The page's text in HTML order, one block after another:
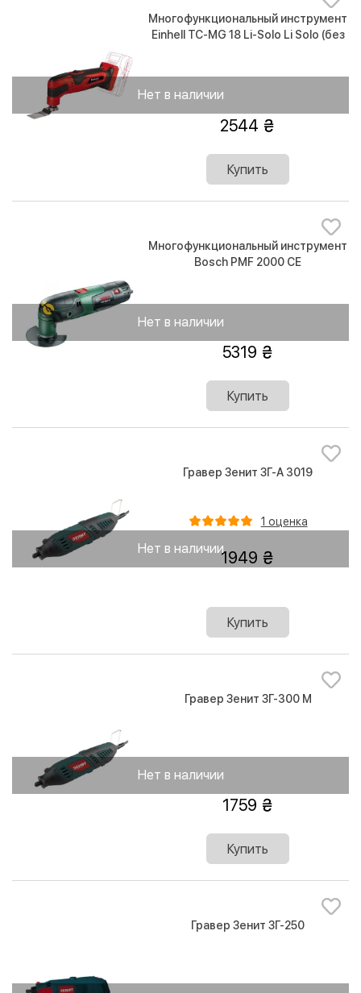
Нет в наличии
Многофункциональный инструмент
Einhell TC-MG 18 Li-Solo Li Solo (без
2544
Купить
Нет в наличии
Многофункциональный инструмент
Bosch PMF 2000 CE
5319
Купить
Нет в наличии
Гравер Зенит ЗГ-А 3019
1 оценка
1949
Купить
Нет в наличии
Гравер Зенит ЗГ-300 М
1759
Купить
Гравер Зенит ЗГ-250